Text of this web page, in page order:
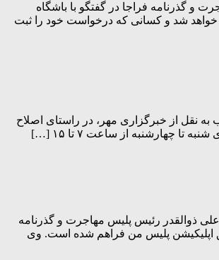
رئیس پلیس مهاجرت و گذرنامه فراجا در گفتگو با باشگاه
خواهد شد و کسانی که درخواست خود را ثبت
روزهای پنج شنبه از ساعت ۷ تا ۱۱ فعال هستند. به گزارش پرتو جنوب به نقل از خبرگزاری مهر، در راستای اصلاح
خبرنگاران جوان، سردار علی ذوالقدر رئیس پلیس مهاجرت و گذرنامه
۵ ساله است و امکان ثبت نام این گذرنامه از طریق اپلیکیشن پلیس من فراهم شده است. وی